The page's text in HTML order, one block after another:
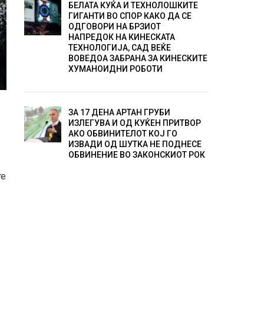
БЕЛАТА КУЌА И ТЕХНОЛОШКИТЕ
ГИГАНТИ ВО СПОР КАКО ДА СЕ
ОДГОВОРИ НА БРЗИОТ
НАПРЕДОК НА КИНЕСКАТА
ТЕХНОЛОГИЈА, САД ВЕЌЕ
ВОВЕДОА ЗАБРАНА ЗА КИНЕСКИТЕ
ХУМАНОИДНИ РОБОТИ
ЗА 17 ДЕНА АРТАН ГРУБИ
ИЗЛЕГУВА И ОД КУЌЕН ПРИТВОР
АКО ОБВИНИТЕЛОТ КОЈ ГО
ИЗВАДИ ОД ШУТКА НЕ ПОДНЕСЕ
ОБВИНЕНИЕ ВО ЗАКОНСКИОТ РОК